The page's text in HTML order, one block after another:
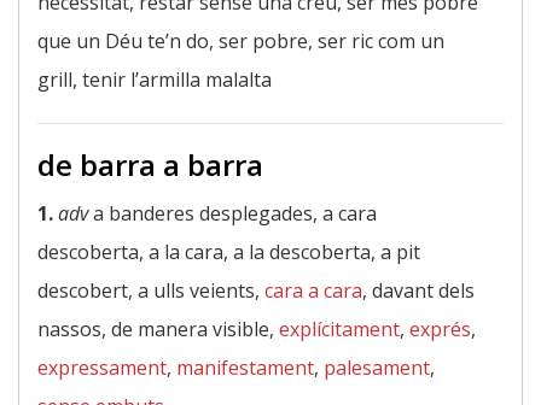
que un Déu te’n do, ser pobre, ser ric com un
grill, tenir l’armilla malalta
de barra a barra
1.adva banderes desplegades, a cara
descoberta, a la cara, a la descoberta, a pit
descobert, a ulls veients, cara a cara, davant dels
nassos, de manera visible, explícitament, exprés,
expressament, manifestament, palesament,